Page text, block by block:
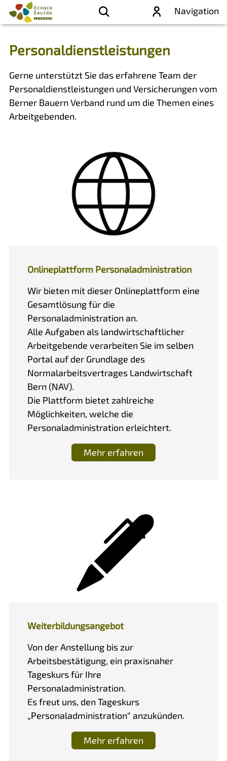
Navigation
Personaldienstleistungen
Gerne unterstützt Sie das erfahrene Team der
Personaldienstleistungen und Versicherungen vom
Berner Bauern Verband rund um die Themen eines
Arbeitgebenden.
Onlineplattform Personaladministration
Wir bieten mit dieser Onlineplattform eine
Gesamtlösung für die
Personaladministration an.
Alle Aufgaben als landwirtschaftlicher
Arbeitgebende verarbeiten Sie im selben
Portal auf der Grundlage des
Normalarbeitsvertrages Landwirtschaft
Bern (NAV).
Die Plattform bietet zahlreiche
Möglichkeiten, welche die
Personaladministration erleichtert.
Mehr erfahren
Weiterbildungsangebot
Von der Anstellung bis zur
Arbeitsbestätigung, ein praxisnaher
Tageskurs für Ihre
Personaladministration.
Es freut uns, den Tageskurs
„Personaladministration“ anzukünden.
Mehr erfahren